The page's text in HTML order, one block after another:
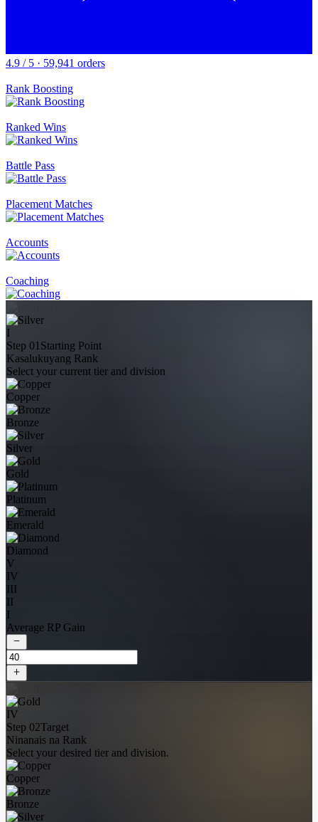
4.9 / 5 · 59,941 orders
Rank Boosting
Ranked Wins
Battle Pass
Placement Matches
Accounts
Coaching
I
Step 01 Starting Point
Kasalukuyang Rank
Select your current tier and division
Copper
Bronze
Silver
Gold
Platinum
Emerald
Diamond
V
IV
III
II
I
Average RP Gain
IV
Step 02Target
Ninanais na Rank
Select your desired tier and division.
Copper
Bronze